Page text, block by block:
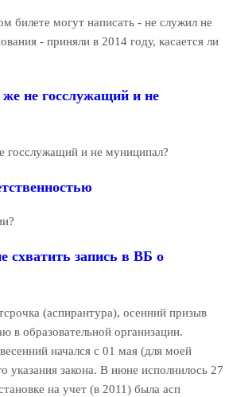
билете могут написать - не служил не
- приняли в 2014 году, касается ли
же не госслужащий и не
госслужащий и не муниципал?
схватить запись в ВБ о
(аспирантура), осенний призыв
в образовательной организации.
начался с 01 мая (для моей
указания закона. В июне исполнилось 27
на учет (в 2011) была асп